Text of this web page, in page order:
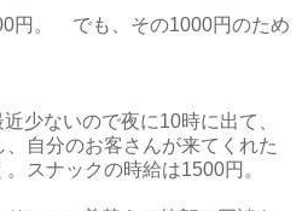
円。 でも、その1000円のため
少ないので夜に10時に出て、
自分のお客さんが来てくれた
スナックの時給は1500円。